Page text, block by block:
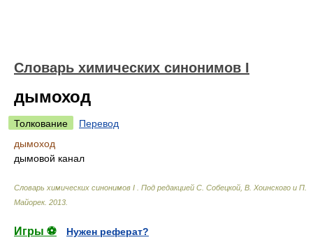
Cловарь химических синонимов I
дымоход
Толкование
Перевод
дымоход
дымовой канал
Cловарь химических синонимов I
Под редакцией С. Собецкой, В. Хоинского и П.
Майорек. 2013
Игры ⚽
Нужен реферат?